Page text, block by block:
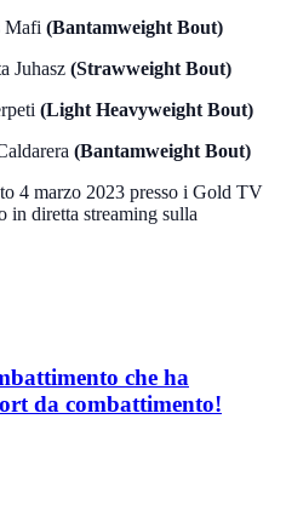
Mafi (Bantamweight Bout)
Juhasz(Strawweight Bout)
(Light Heavyweight Bout)
(Bantamweight Bout)
4 marzo 2023 presso i Gold TV
in diretta streaming sulla
che ha
da combattimento!